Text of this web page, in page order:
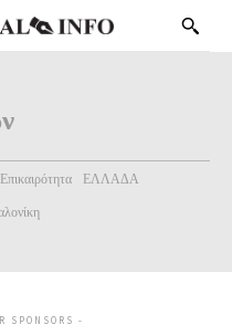
Επικαιρότητα
ΕΛΛΑΔΑ
SPONSORS -